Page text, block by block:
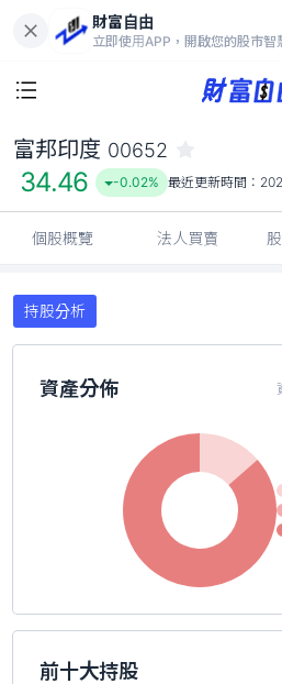
財富自由
立即使用APP，開啟您的股市智
34.46
-0.02%
富邦印度 00652
34.46 -0.02% 最近更新時間：
個股概覽 法人買賣
持股分析
資產分佈
前十大持股